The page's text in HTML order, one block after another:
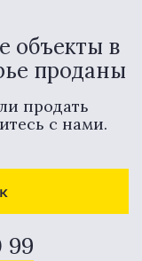
объекты в
проданы
продать
с нами.
99